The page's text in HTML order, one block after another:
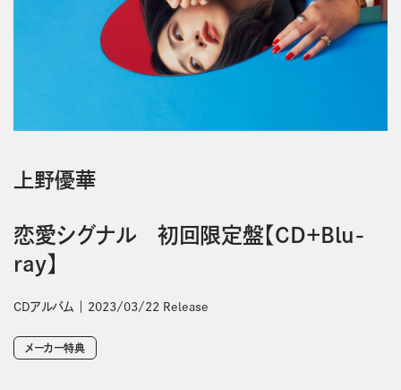
上野優華
恋愛シグナル 初回限定盤【CD+Blu-
ray】
CDアルバム 2023/03/22 Release
メーカー特典